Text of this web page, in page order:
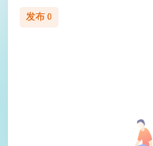
发布 0